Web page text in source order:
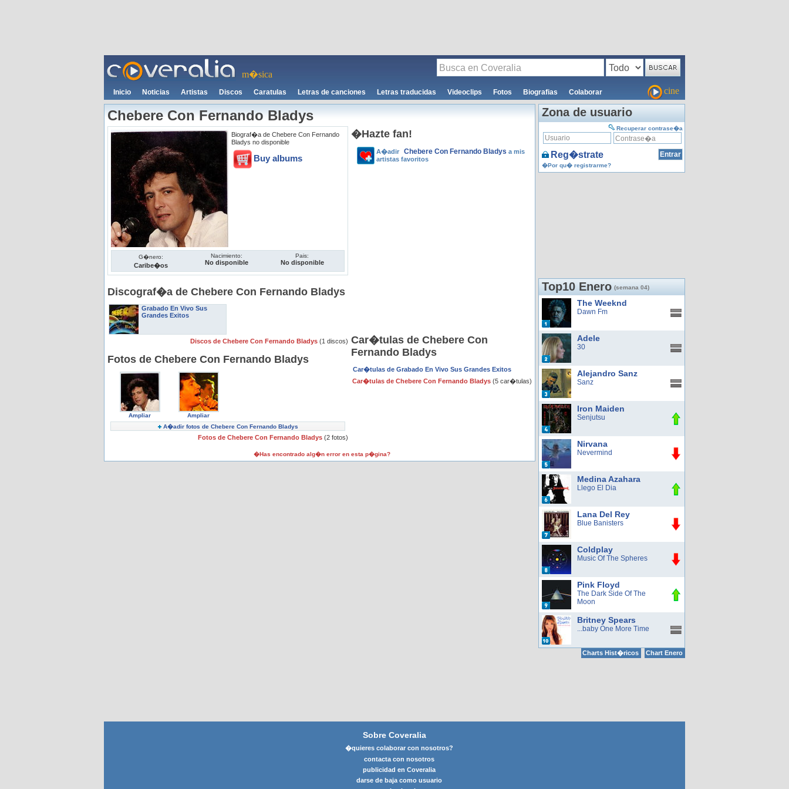
m�sica
Inicio Noticias Artistas Discos Caratulas Letras de canciones Letras traducidas Videoclips Fotos Biografias Colaborar cine
Chebere Con Fernando Bladys
Biograf�a de Chebere Con Fernando
Bladys no disponible
Buy albums
G�nero:
Caribe�os
Nacimiento:
No disponible
Pais:
No disponible
Discograf�a de Chebere Con Fernando Bladys
Grabado En Vivo Sus
Grandes Exitos
Discos de Chebere Con Fernando Bladys (1 discos)
Fotos de Chebere Con Fernando Bladys
Ampliar
Ampliar
A�adir fotos de Chebere Con Fernando Bladys
Fotos de Chebere Con Fernando Bladys (2 fotos)
�Hazte fan!
A�adir Chebere Con Fernando Bladys a mis
artistas favoritos
Car�tulas de Chebere Con
Fernando Bladys
Car�tulas de Grabado En Vivo Sus Grandes Exitos
Car�tulas de Chebere Con Fernando Bladys (5 car�tulas)
�Has encontrado alg�n error en esta p�gina?
Zona de usuario
Recuperar contrase�a
Reg�strate
�Por qu� registrarme?
Top10 Enero (semana 04)
The Weeknd
Dawn Fm
Adele
30
Alejandro Sanz
Sanz
Iron Maiden
Senjutsu
Nirvana
Nevermind
Medina Azahara
Llego El Dia
Lana Del Rey
Blue Banisters
Coldplay
Music Of The Spheres
Pink Floyd
The Dark Side Of The
Moon
Britney Spears
...baby One More Time
Charts Hist�ricos Chart Enero
Sobre Coveralia
�quieres colaborar con nosotros?
contacta con nosotros
publicidad en Coveralia
darse de baja como usuario